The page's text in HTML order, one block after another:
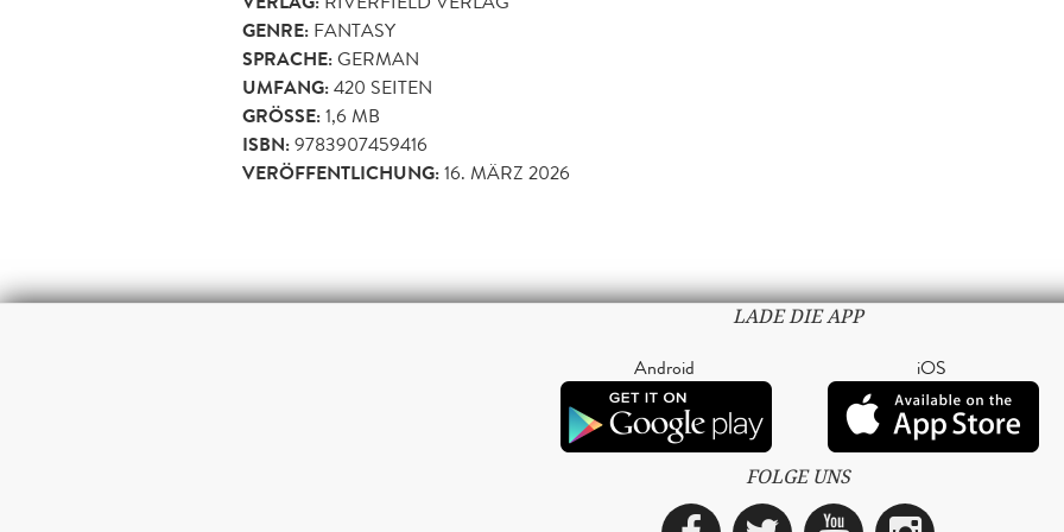
GENRE: FANTASY
SPRACHE:GERMAN
UMFANG:420 SEITEN
GRÖSSE: 1,6 MB
ISBN:9783907459416
VERÖFFENTLICHUNG:16. MÄRZ 2026
LADE DIE APP
Android iOS
FOLGE UNS